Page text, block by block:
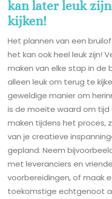
kan later leuk
kijken!
Het plannen van een
het kan ook heel leuk zijn!
maken van elke stap in de
alleen leuk om terug te
geweldige manier om
is de moeite waard om
maken tijdens het proces,
van je creatieve
gepland. Neem
met leveranciers en
voorbereidingen, of maak
toekomstige echtgenoot